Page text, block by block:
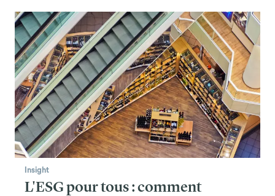
Insight
L'ESG pour tous : comment